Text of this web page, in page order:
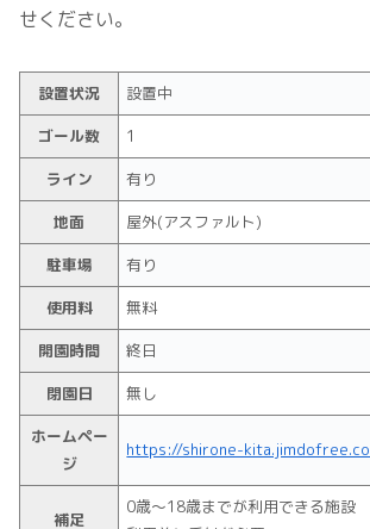
せください。
設置状況
設置中
ゴール数
1
ライン
有り
地面
屋外(アスファルト)
駐車場
有り
使用料
無料
開園時間
終日
閉園日
無し
ホームペー
ジ
https://shirone-
補足
0歳～18歳までが利用できる施設